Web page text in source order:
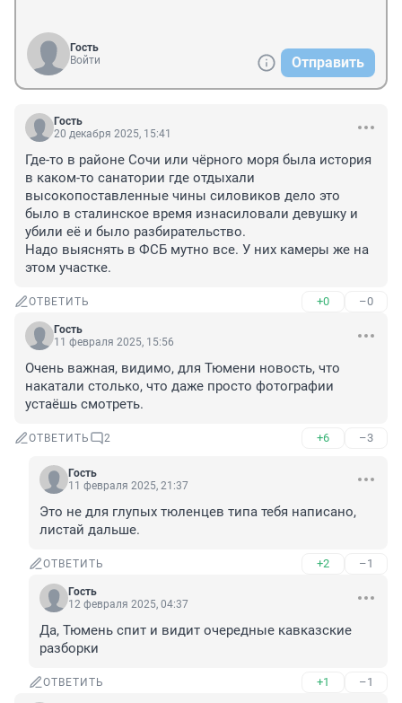
Гость
Войти
Отправить
Гость
20 декабря 2025, 15:41
Где-то в районе Сочи или чёрного моря была история
в каком-то санатории где отдыхали
высокопоставленные чины силовиков дело это
было в сталинское время изнасиловали девушку и
убили её и было разбирательство.
Надо выяснять в ФСБ мутно все. У них камеры же на
этом участке.
ОТВЕТИТЬ +0 –0
Гость
11 февраля 2025, 15:56
Очень важная, видимо, для Тюмени новость, что
накатали столько, что даже просто фотографии
устаёшь смотреть.
ОТВЕТИТЬ 2 +6 –3
Гость
11 февраля 2025, 21:37
Это не для глупых тюленцев типа тебя написано,
листай дальше.
ОТВЕТИТЬ +2 –1
Гость
12 февраля 2025, 04:37
Да, Тюмень спит и видит очередные кавказские
разборки
ОТВЕТИТЬ +1 –1